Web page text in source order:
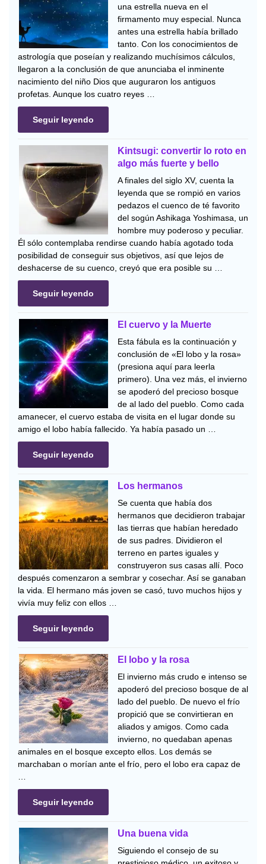
una estrella nueva en el
firmamento muy especial. Nunca
antes una estrella había brillado
tanto. Con los conocimientos de
astrología que poseían y realizando muchísimos cálculos,
llegaron a la conclusión de que anunciaba el inminente
nacimiento del niño Dios que auguraron los antiguos
profetas. Aunque los cuatro reyes …
Seguir leyendo
Kintsugi: convertir lo roto en
algo más fuerte y bello
A finales del siglo XV, cuenta la
leyenda que se rompió en varios
pedazos el cuenco de té favorito
del sogún Ashikaga Yoshimasa, un
hombre muy poderoso y peculiar.
Él sólo contemplaba rendirse cuando había agotado toda
posibilidad de conseguir sus objetivos, así que lejos de
deshacerse de su cuenco, creyó que era posible su …
Seguir leyendo
El cuervo y la Muerte
Esta fábula es la continuación y
conclusión de «El lobo y la rosa»
(presiona aquí para leerla
primero). Una vez más, el invierno
se apoderó del precioso bosque
de al lado del pueblo. Como cada
amanecer, el cuervo estaba de visita en el lugar donde su
amigo el lobo había fallecido. Ya había pasado un …
Seguir leyendo
Los hermanos
Se cuenta que había dos
hermanos que decidieron trabajar
las tierras que habían heredado
de sus padres. Dividieron el
terreno en partes iguales y
construyeron sus casas allí. Poco
después comenzaron a sembrar y cosechar. Así se ganaban
la vida. El hermano más joven se casó, tuvo muchos hijos y
vivía muy feliz con ellos …
Seguir leyendo
El lobo y la rosa
El invierno más crudo e intenso se
apoderó del precioso bosque de al
lado del pueblo. De nuevo el frío
propició que se convirtieran en
aliados y amigos. Como cada
invierno, no quedaban apenas
animales en el bosque excepto ellos. Los demás se
marchaban o morían ante el frío, pero el lobo era capaz de
…
Seguir leyendo
Una buena vida
Siguiendo el consejo de su